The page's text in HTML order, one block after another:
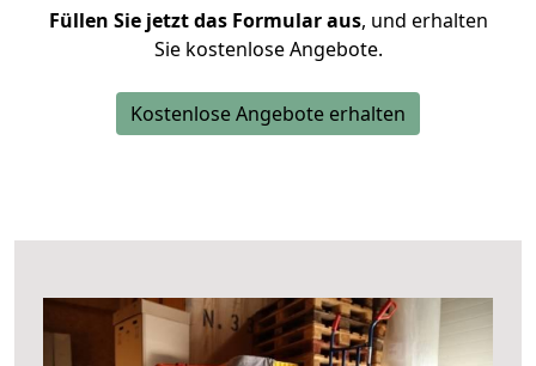
Füllen Sie jetzt das Formular aus, und erhalten
Sie kostenlose Angebote.
Kostenlose Angebote erhalten